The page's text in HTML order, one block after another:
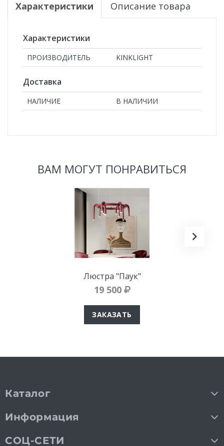
Характеристики Описание товара
Характеристики
ПРОИЗВОДИТЕЛЬ KINKLIGHT
Доставка
НАЛИЧИЕ В НАЛИЧИИ
ВАМ МОГУТ ПОНРАВИТЬСЯ
Люстра "Паук"
19 500
ЗАКАЗАТЬ
Каталог
Информация
СОЦ-СЕТИ